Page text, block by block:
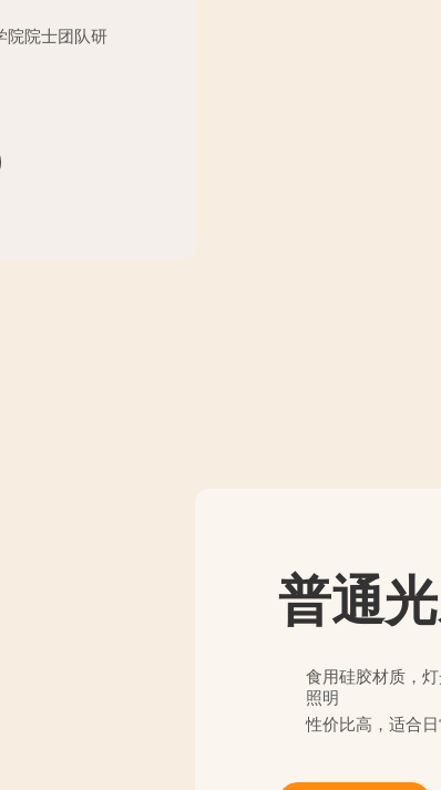
院院士团队研
普通
食用硅胶材质，
照明
性价比高，适合